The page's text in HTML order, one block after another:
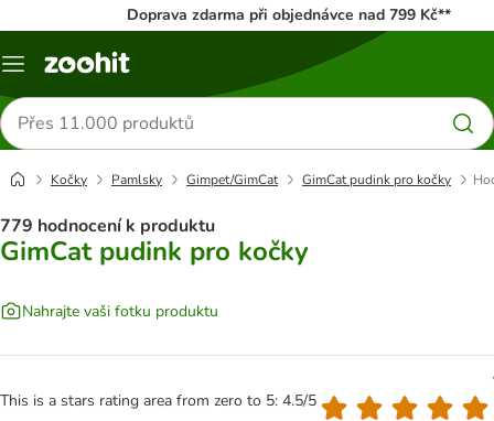
Doprava zdarma při objednávce nad 799 Kč**
Menu
Hledat
produkty
Kočky Pamlsky Gimpet/GimCat GimCat pudink pro kočky
779 hodnocení k produktu
GimCat pudink pro kočky
Nahrajte vaši fotku produktu
This is a stars rating area from zero to 5: 4.5/5